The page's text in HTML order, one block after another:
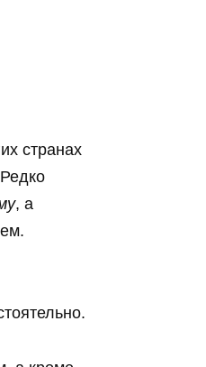
странах
, а